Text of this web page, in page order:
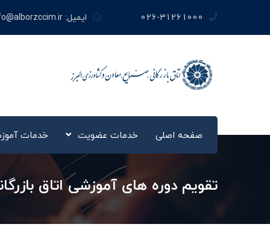
026-31261000 ایمیل:
صفحه اصلی خدمات عضویت خدمات
تقویم دوره های آموزشی اتاق بازرگانی